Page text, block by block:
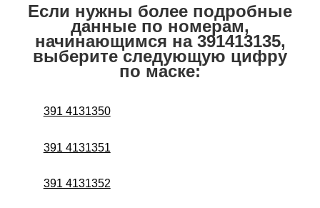
Если нужны более подробные
данные по номерам,
начинающимся на 391413135,
выберите следующую цифру
по маске:
391 4131350
391 4131351
391 4131352